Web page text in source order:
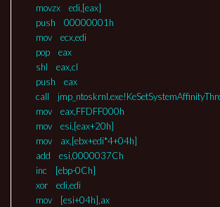
movzx edi,[eax]
push 00000001h
mov ecx,edi
pop eax
shl eax,cl
push eax
call
mov eax,FFDFF000h
mov esi,[eax+20h]
mov ax,[ebx+edi*4+04h]
add esi,0000037Ch
inc [ebp-0Ch]
xor edi,edi
mov [esi+04h],ax